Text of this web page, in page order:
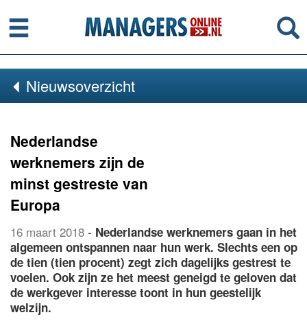
Menu
Nieuwsoverzicht
Nederlandse
werknemers zijn de
minst gestreste van
Europa
16 maart 2018 - Nederlandse werknemers gaan in het
algemeen ontspannen naar hun werk. Slechts een op
de tien (tien procent) zegt zich dagelijks gestrest te
voelen. Ook zijn ze het meest geneigd te geloven dat
de werkgever interesse toont in hun geestelijk
welzijn.